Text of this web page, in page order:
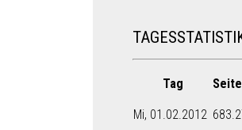
Tag
Mi, 01.02.2012